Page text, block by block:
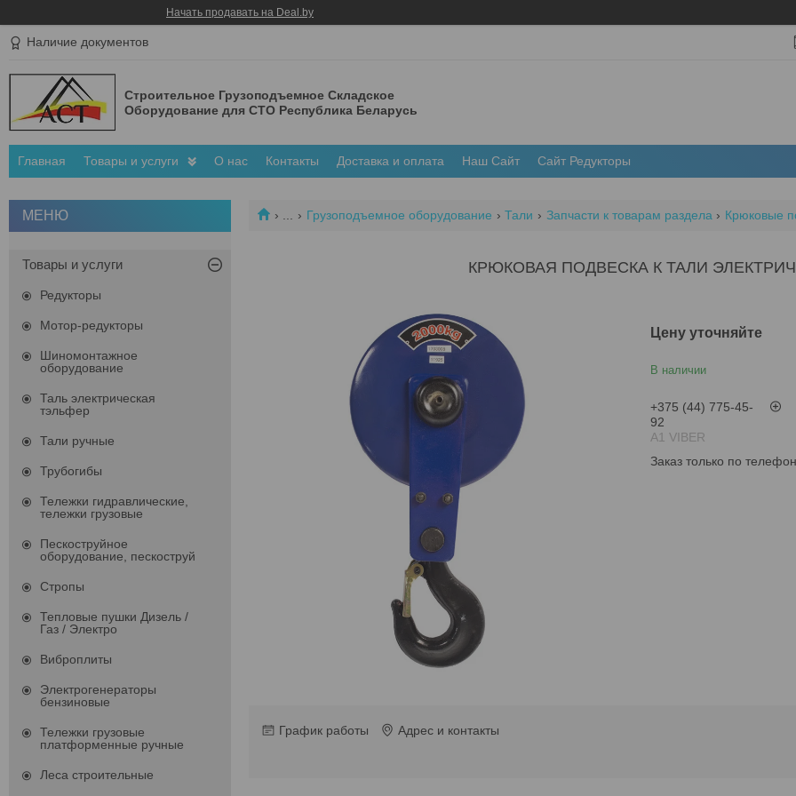
Начать продавать на Deal.by
Наличие документов
Строительное Грузоподъемное Складское
Оборудование для СТО Республика Беларусь
Главная Товары и услуги О нас Контакты Доставка и оплата Наш Сайт Сайт Редукторы
Грузоподъемное оборудование Тали Запчасти к товарам раздела Крюковые
КРЮКОВАЯ ПОДВЕСКА К ТАЛИ
Цену уточняйте
В наличии
+375 (44) 775-45-
92
А1 VIBER
Заказ только по
График работы Адрес и контакты
Товары и услуги
Редукторы
Мотор-редукторы
Шиномонтажное
оборудование
Таль электрическая
тэльфер
Тали ручные
Трубогибы
Тележки гидравлические,
тележки грузовые
Пескоструйное
оборудование, пескоструй
Стропы
Тепловые пушки Дизель /
Газ / Электро
Виброплиты
Электрогенераторы
бензиновые
Тележки грузовые
платформенные ручные
Леса строительные